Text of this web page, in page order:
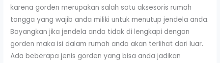
karena gorden merupakan salah satu aksesoris rumah
tangga yang wajib anda miliki untuk menutup jendela anda.
Bayangkan jika jendela anda tidak di lengkapi dengan
gorden maka isi dalam rumah anda akan terlihat dari luar.
Ada beberapa jenis gorden yang bisa anda jadikan